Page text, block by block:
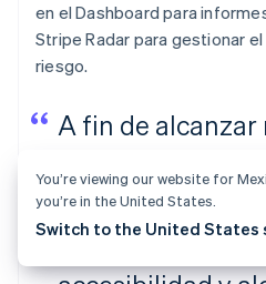
en el Dashboard para
Stripe Radar para gestionar
riesgo.
A fin de
de un millón de
2025,
pagos que tenga
You’re viewing our website for
you’re in the United States.
Switch to the United States